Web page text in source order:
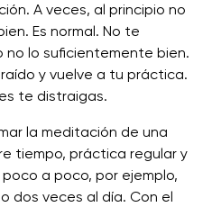
A veces, al principio no
Es normal. No te
no lo suficientemente bien.
y vuelve a tu práctica.
te distraigas.
la meditación de una
tiempo, práctica regular y
a poco, por ejemplo,
dos veces al día. Con el